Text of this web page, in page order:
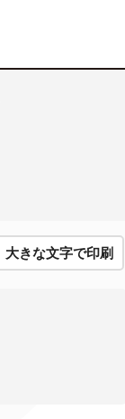
大きな文字で印刷